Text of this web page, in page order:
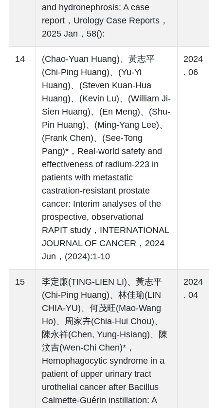
and hydronephrosis: A case
report，Urology Case Reports，
2025 Jan，58():
14
(Chao-Yuan Huang)、黃志平
(Chi-Ping Huang)、(Yu-Yi
Huang)、(Steven Kuan-Hua
Huang)、(Kevin Lu)、(William Ji-
Sien Huang)、(En Meng)、(Shu-
Pin Huang)、(Ming-Yang Lee)、
(Frank Chen)、(See-Tong
Pang)*，Real-world safety and
effectiveness of radium-223 in
patients with metastatic
castration-resistant prostate
cancer: Interim analyses of the
prospective, observational
RAPIT study，INTERNATIONAL
JOURNAL OF CANCER，2024
Jun，(2024):1-10
2024
. 06
15
李定廉(TING-LIEN LI)、黃志平
(Chi-Ping Huang)、林佳瑜(LIN
CHIA-YU)、何茂旺(Mao-Wang
Ho)、周家卉(Chia-Hui Chou)、
陳永祥(Chen, Yung-Hsiang)、陳
汶吉(Wen-Chi Chen)*，
Hemophagocytic syndrome in a
patient of upper urinary tract
urothelial cancer after Bacillus
Calmette-Guérin instillation: A
2024
. 04